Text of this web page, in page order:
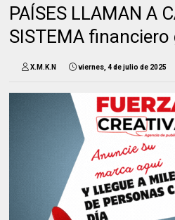
PAÍSES LLAMAN A
SISTEMA financiero
X.M.K.N viernes, 4 de julio de 2025